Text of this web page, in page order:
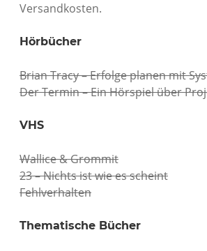
Versandkosten.
Hörbücher
Brian Tracy – Erfolge planen mit
Der Termin – Ein Hörspiel über
VHS
Wallice & Grommit
23 – Nichts ist wie es scheint
Fehlverhalten
Thematische Bücher